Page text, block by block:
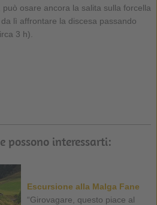
osare ancora la salita sulla forcella
lì affrontare la discesa passando
3 h).
possono interessarti:
Escursione alla Malga Fane
“Girovagare, questo piace al